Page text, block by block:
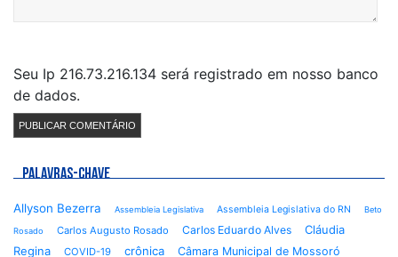
Seu Ip 216.73.216.134 será registrado em nosso banco
de dados.
PALAVRAS-CHAVE
Allyson Bezerra Assembleia Legislativa Assembleia Legislativa do RN Beto
Rosado Carlos Augusto Rosado Carlos Eduardo Alves
Cláudia
Regina
COVID-19 crônica Câmara Municipal de Mossoró